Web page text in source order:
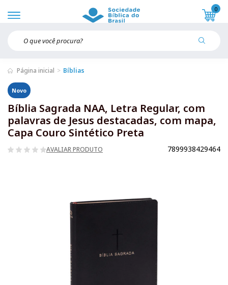
0
Página inicial Bíblias
Novo
Bíblia Sagrada NAA, Letra Regular, com
palavras de Jesus destacadas, com mapa,
Capa Couro Sintético Preta
AVALIAR PRODUTO 7899938429464